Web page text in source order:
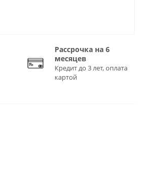
Рассрочка на 6
месяцев
Кредит до 3 лет, оплата
картой